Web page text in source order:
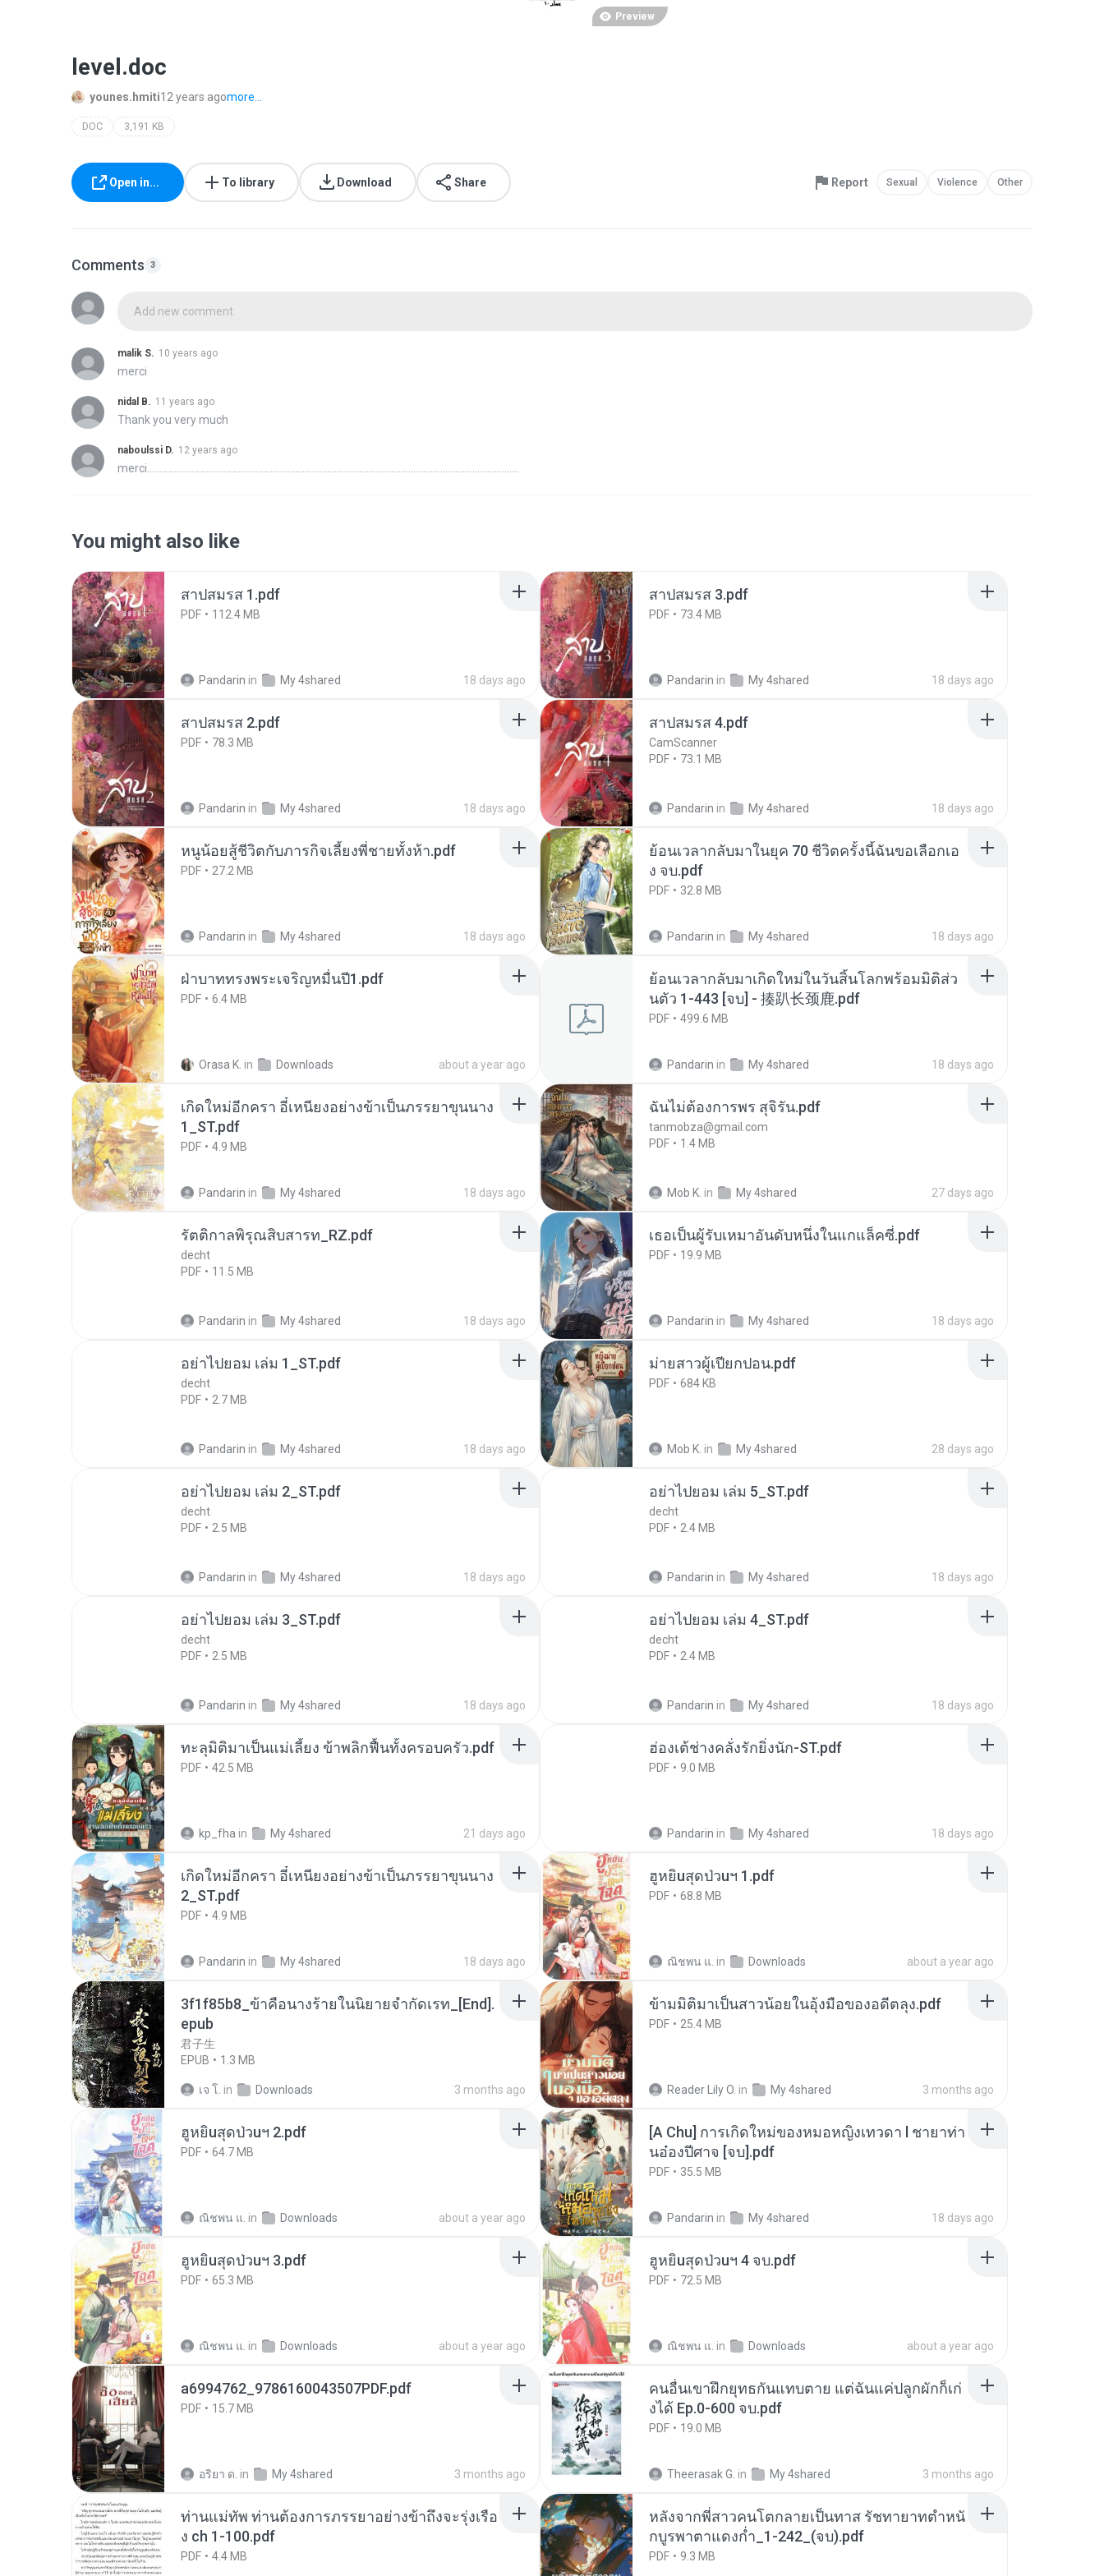
Preview
level.doc
younes.hmiti12 years agomore...
DOC 3,191 KB
Open in... To library Download Share Report Sexual Violence Other
Comments 3
Add new comment
malik S. 10 years ago
merci
nidal B. 11 years ago
Thank you very much
naboulssi D. 12 years ago
merci.......................................................................................................................................................
You might also like
สาปสมรส 1.pdf
PDF 112.4 MB
Pandarin in My 4shared 18 days ago
สาปสมรส 3.pdf
PDF 73.4 MB
Pandarin in My 4shared 18 days ago
สาปสมรส 2.pdf
PDF 78.3 MB
Pandarin in My 4shared 18 days ago
สาปสมรส 4.pdf
CamScanner
PDF
73.1 MB
Pandarin in My 4shared 18 days ago
หนูน้อยสู้ชีวิตกับภารกิจเลี้ยงพี่ชายทั้งห้า.pdf
PDF 27.2 MB
Pandarin in My 4shared 18 days ago
ย้อนเวลากลับมาในยุค 70 ชีวิตครั้งนี้ฉันขอเลือกเอ
ง จบ.pdf
PDF 32.8 MB
Pandarin in My 4shared 18 days ago
ฝ่าบาททรงพระเจริญหมื่นปี1.pdf
PDF 6.4 MB
Orasa K. in Downloads about a year ago
ย้อนเวลากลับมาเกิดใหม่ในวันสิ้นโลกพร้อมมิติส่ว
นตัว 1-443 [จบ] - 揍趴长颈鹿.pdf
PDF 499.6 MB
Pandarin in My 4shared 18 days ago
เกิดใหม่อีกครา อี๋เหนียงอย่างข้าเป็นภรรยาขุนนาง
1_ST.pdf
PDF 4.9 MB
Pandarin in My 4shared 18 days ago
ฉันไม่ต้องการพร สุจิรัน.pdf
tanmobza@gmail.com
PDF
1.4 MB
Mob K. in My 4shared 27 days ago
รัตติกาลพิรุณสิบสารท_RZ.pdf
decht
PDF
11.5 MB
Pandarin in My 4shared 18 days ago
เธอเป็นผู้รับเหมาอันดับหนึ่งในแกแล็คซี่.pdf
PDF 19.9 MB
Pandarin in My 4shared 18 days ago
อย่าไปยอม เล่ม 1_ST.pdf
decht
PDF
2.7 MB
Pandarin in My 4shared 18 days ago
ม่ายสาวผู้เปียกปอน.pdf
PDF 684 KB
Mob K. in My 4shared 28 days ago
อย่าไปยอม เล่ม 2_ST.pdf
decht
PDF
2.5 MB
Pandarin in My 4shared 18 days ago
อย่าไปยอม เล่ม 5_ST.pdf
decht
PDF
2.4 MB
Pandarin in My 4shared 18 days ago
อย่าไปยอม เล่ม 3_ST.pdf
decht
PDF
2.5 MB
Pandarin in My 4shared 18 days ago
อย่าไปยอม เล่ม 4_ST.pdf
decht
PDF
2.4 MB
Pandarin in My 4shared 18 days ago
ทะลุมิติมาเป็นแม่เลี้ยง ข้าพลิกฟื้นทั้งครอบครัว.pdf
PDF 42.5 MB
kp_fha in My 4shared 21 days ago
ฮ่องเต้ช่างคลั่งรักยิ่งนัก-ST.pdf
PDF 9.0 MB
Pandarin in My 4shared 18 days ago
เกิดใหม่อีกครา อี๋เหนียงอย่างข้าเป็นภรรยาขุนนาง
2_ST.pdf
PDF 4.9 MB
Pandarin in My 4shared 18 days ago
ฮูหยิuสุดป่วuฯ 1.pdf
PDF 68.8 MB
ณิชพน แ. in Downloads about a year ago
3f1f85b8_ข้าคือนางร้ายในนิยายจำกัดเรท_[End].
epub
君子生
EPUB
1.3 MB
เจ โ. in Downloads 3 months ago
ข้ามมิติมาเป็นสาวน้อยในอุ้งมือของอดีตลุง.pdf
PDF 25.4 MB
Reader Lily O. in My 4shared 3 months ago
ฮูหยิuสุดป่วuฯ 2.pdf
PDF 64.7 MB
ณิชพน แ. in Downloads about a year ago
[A Chu] การเกิดใหม่ของหมอหญิงเทวดา l ชายาท่า
นอ๋องปีศาจ [จบ].pdf
PDF 35.5 MB
Pandarin in My 4shared 18 days ago
ฮูหยิuสุดป่วuฯ 3.pdf
PDF 65.3 MB
ณิชพน แ. in Downloads about a year ago
ฮูหยิuสุดป่วuฯ 4 จบ.pdf
PDF 72.5 MB
ณิชพน แ. in Downloads about a year ago
a6994762_9786160043507PDF.pdf
PDF 15.7 MB
อริยา ด. in My 4shared 3 months ago
คนอื่นเขาฝึกยุทธกันแทบตาย แต่ฉันแค่ปลูกผักก็เก่
งได้ Ep.0-600 จบ.pdf
PDF 19.0 MB
Theerasak G. in My 4shared 3 months ago
ท่านแม่ทัพ ท่านต้องการภรรยาอย่างข้าถึงจะรุ่งเรือ
ง ch 1-100.pdf
PDF 4.4 MB
หลังจากพี่สาวคนโตกลายเป็นทาส รัชทายาทตำหนั
กบูรพาตาแดงก่ำ_1-242_(จบ).pdf
PDF 9.3 MB